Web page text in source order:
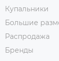
Купальники
Большие
Распродажа
Бренды